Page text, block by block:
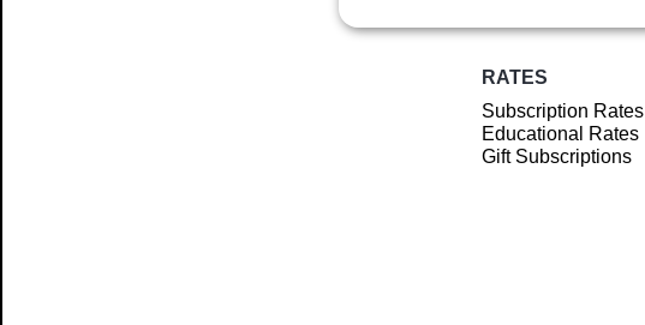
RATES
Subscription Rates
Educational Rates
Gift Subscriptions